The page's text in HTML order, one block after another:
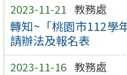
2023-11-21 教務處
轉知~「桃園市112學
請辦法及報名表
2023-11-16 教務處